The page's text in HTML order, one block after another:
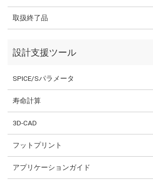
取扱終了品
設計支援ツール
SPICE/Sパラメータ
寿命計算
3D-CAD
フットプリント
アプリケーションガイド